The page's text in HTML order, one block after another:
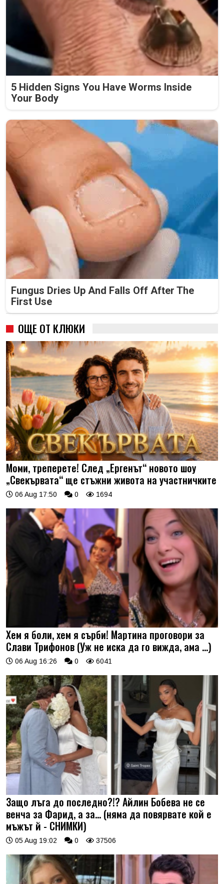
5 Hidden Signs You Have Worms Inside
Your Body
Fungus Dries Up And Falls Off After The
First Use
ОЩЕ ОТ КЛЮКИ
Моми, треперете! След „Ергенът“ новото шоу
„Свекървата“ ще стъжни живота на участничките
06 Aug 17:50 0 1694
Хем я боли, хем я сърби! Мартина проговори за
Слави Трифонов (Уж не иска да го вижда, ама …)
06 Aug 16:26 0 6041
Защо лъга до последно?!? Айлин Бобева не се
венча за Фарид, а за... (няма да повярвате кой е
мъжът й - СНИМКИ)
05 Aug 19:02 0 37506